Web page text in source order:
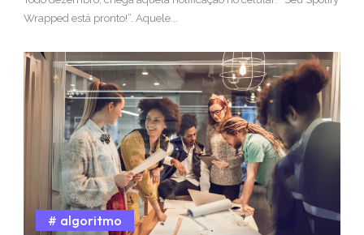
Wrapped está pronto!”. Aquele...
algoritmo